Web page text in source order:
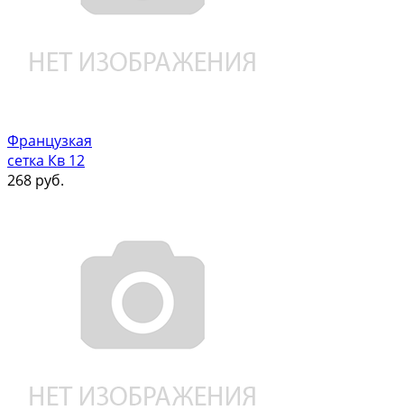
Французкая
сетка Кв 12
268 руб.